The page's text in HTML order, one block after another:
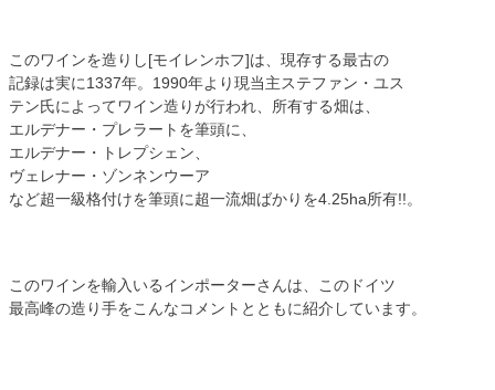
このワインを造りし[モイレンホフ]は、現存する最古の
記録は実に1337年。1990年より現当主ステファン・ユス
テン氏によってワイン造りが行われ、所有する畑は、
エルデナー・プレラートを筆頭に、
エルデナー・トレプシェン、
ヴェレナー・ゾンネンウーア
など超一級格付けを筆頭に超一流畑ばかりを4.25ha所有!!。
このワインを輸入いるインポーターさんは、このドイツ
最高峰の造り手をこんなコメントとともに紹介しています。